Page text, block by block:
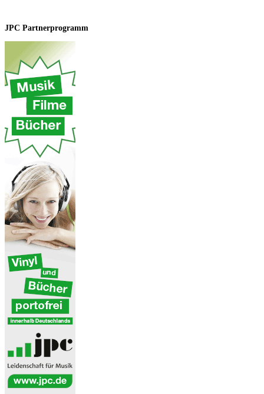
JPC Partnerprogramm